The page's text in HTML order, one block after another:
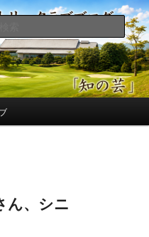
クラブ総支配人
改修・更新作業、ゴルフに関する随
す。
検
索
ん、シニ